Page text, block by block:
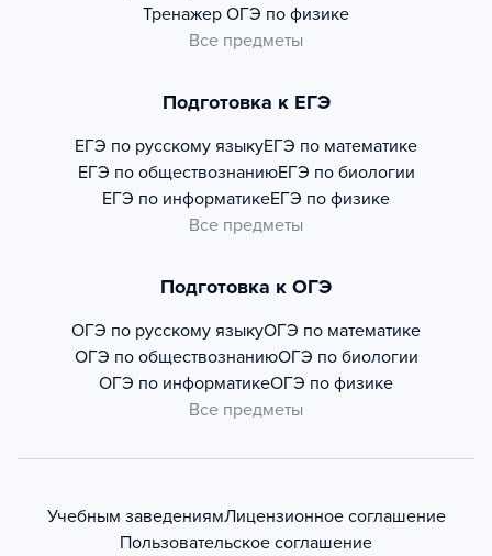
Тренажер ОГЭ по физике
Все предметы
Подготовка к ЕГЭ
ЕГЭ по русскому языкуЕГЭ по математике
ЕГЭ по обществознаниюЕГЭ по биологии
ЕГЭ по информатикеЕГЭ по физике
Все предметы
Подготовка к ОГЭ
ОГЭ по русскому языкуОГЭ по математике
ОГЭ по обществознаниюОГЭ по биологии
ОГЭ по информатикеОГЭ по физике
Все предметы
Учебным заведениямЛицензионное соглашение
Пользовательское соглашение